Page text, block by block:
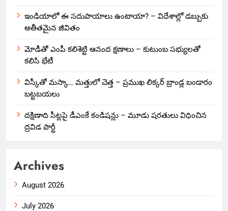
ఇండియాలో‌ ఈ సదుపాయాలు ఉంటాయా? – విదేశాల్లో డబ్బుకు
అతీతమైన జీవితం
మోడీతో ఎంపీ కలిశెట్టి ఆనంద క్షణాలు – కుటుంబ సభ్యులతో
కలిసి భేటీ
విస్కీతో మస్కా… మత్తులో చెత్త – ప్రముఖ లిక్కర్ బ్రాండ్ల బండారం
బట్టబయలు
దక్షిణాది సీట్లపై డీఎంకే కండిషన్లు – మూడు షరతులు విధించిన
ద్రవిడ పార్టీ
Archives
August 2026
July 2026